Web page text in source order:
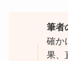
筆者
確か
果、